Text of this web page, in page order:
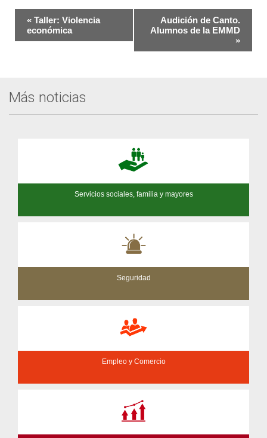
Navegación
del
« Taller: Violencia
económica
Audición de Canto.
Alumnos de la EMMD
»
Más noticias
Servicios sociales, familia y mayores
Seguridad
Empleo y Comercio